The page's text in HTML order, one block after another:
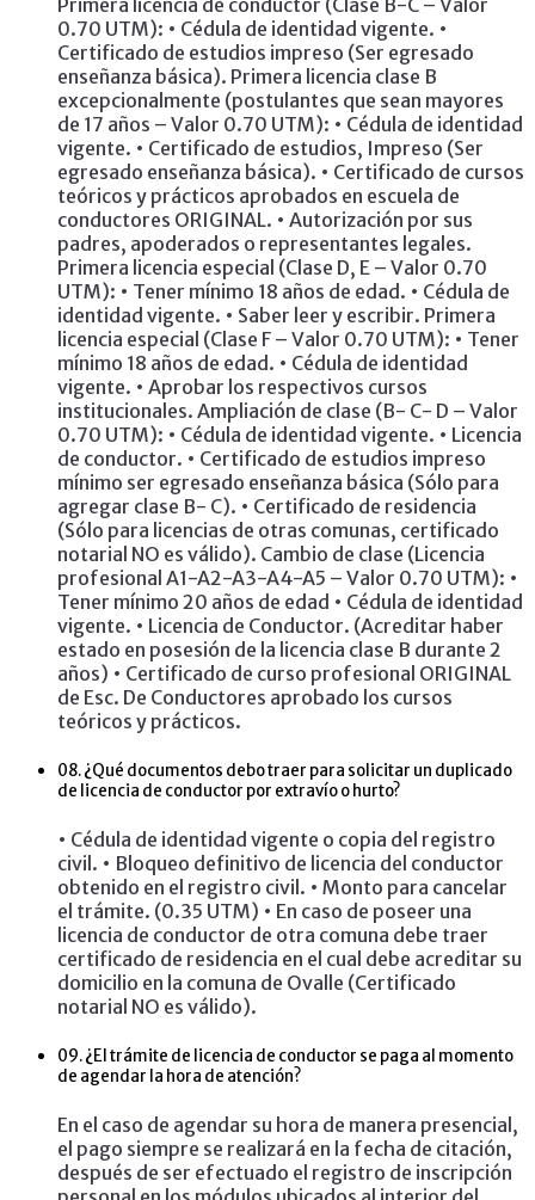
0.70 UTM): • Cédula de identidad vigente. •
Certificado de estudios impreso (Ser egresado
enseñanza básica). Primera licencia clase B
excepcionalmente (postulantes que sean mayores
de 17 años – Valor 0.70 UTM): • Cédula de identidad
vigente. • Certificado de estudios, Impreso (Ser
egresado enseñanza básica). • Certificado de cursos
teóricos y prácticos aprobados en escuela de
conductores ORIGINAL. • Autorización por sus
padres, apoderados o representantes legales.
Primera licencia especial (Clase D, E – Valor 0.70
UTM): • Tener mínimo 18 años de edad. • Cédula de
identidad vigente. • Saber leer y escribir. Primera
licencia especial (Clase F – Valor 0.70 UTM): • Tener
mínimo 18 años de edad. • Cédula de identidad
vigente. • Aprobar los respectivos cursos
institucionales. Ampliación de clase (B- C- D – Valor
0.70 UTM): • Cédula de identidad vigente. • Licencia
de conductor. • Certificado de estudios impreso
mínimo ser egresado enseñanza básica (Sólo para
agregar clase B- C). • Certificado de residencia
(Sólo para licencias de otras comunas, certificado
notarial NO es válido). Cambio de clase (Licencia
profesional A1-A2-A3-A4-A5 – Valor 0.70 UTM): •
Tener mínimo 20 años de edad • Cédula de identidad
vigente. • Licencia de Conductor. (Acreditar haber
estado en posesión de la licencia clase B durante 2
años) • Certificado de curso profesional ORIGINAL
de Esc. De Conductores aprobado los cursos
teóricos y prácticos.
08.¿Qué documentos debo traer para solicitar un duplicado
de licencia de conductor por extravío o hurto?
• Cédula de identidad vigente o copia del registro
civil. • Bloqueo definitivo de licencia del conductor
obtenido en el registro civil. • Monto para cancelar
el trámite. (0.35 UTM) • En caso de poseer una
licencia de conductor de otra comuna debe traer
certificado de residencia en el cual debe acreditar su
domicilio en la comuna de Ovalle (Certificado
notarial NO es válido).
09.¿El trámite de licencia de conductor se paga al momento
de agendar la hora de atención?
En el caso de agendar su hora de manera presencial,
el pago siempre se realizará en la fecha de citación,
después de ser efectuado el registro de inscripción